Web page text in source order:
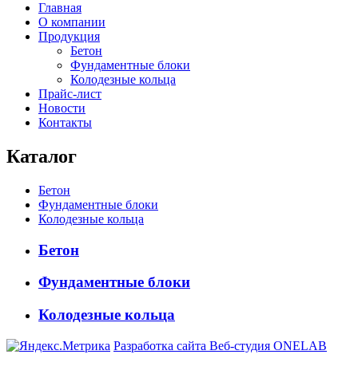
Главная
О компании
Продукция
Бетон
Фундаментные блоки
Колодезные кольца
Прайс-лист
Новости
Контакты
Каталог
Бетон
Фундаментные блоки
Колодезные кольца
Бетон
Фундаментные блоки
Колодезные кольца
Разработка сайта Веб-студия ONELAB